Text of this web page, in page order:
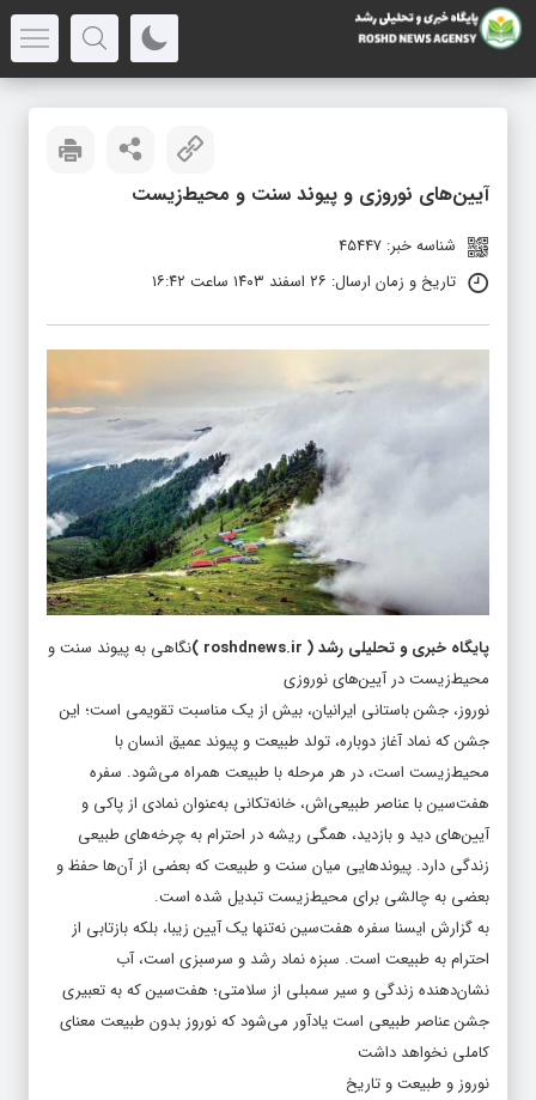
آیین‌های نوروزی و پیوند سنت و محیط‌زیست
شناسه خبر: 45447
تاریخ و زمان ارسال: ۲۶ اسفند ۱۴۰۳ ساعت ۱۶:۴۲
پایگاه خبری و تحلیلی رشد(
roshdnews.ir
)نگاهی به پیوند سنت و
محیط‌زیست در آیین‌های نوروزی
نوروز، جشن باستانی ایرانیان، بیش از یک مناسبت تقویمی است؛ این
جشن که نماد آغاز دوباره، تولد طبیعت و پیوند عمیق انسان با
محیط‌زیست است، در هر مرحله با طبیعت همراه می‌شود. سفره
هفت‌سین با عناصر طبیعی‌اش، خانه‌تکانی به‌عنوان نمادی از پاکی و
آیین‌های دید و بازدید، همگی ریشه در احترام به چرخه‌های طبیعی
زندگی دارد. پیوندهایی میان سنت و طبیعت که بعضی از آن‌ها حفظ و
بعضی به چالشی برای محیط‌زیست تبدیل شده‌ است.
به گزارش ایسنا سفره هفت‌سین نه‌تنها یک آیین زیبا، بلکه بازتابی از
احترام به طبیعت است. سبزه نماد رشد و سرسبزی است، آب
نشان‌دهنده زندگی و سیر سمبلی از سلامتی؛ هفت‌سین که به تعبیری
جشن عناصر طبیعی است یادآور می‌شود که نوروز بدون طبیعت معنای
کاملی نخواهد داشت
نوروز و طبیعت و تاریخ